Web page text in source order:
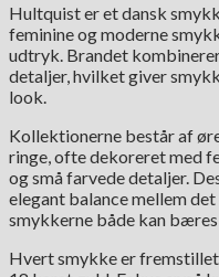
Hultquist er et dansk
feminine og moderne
udtryk. Brandet
detaljer, hvilket giver
look.
Kollektionerne består af
ringe, ofte dekoreret med
og små farvede detaljer.
elegant balance mellem
smykkerne både kan
Hvert smykke er